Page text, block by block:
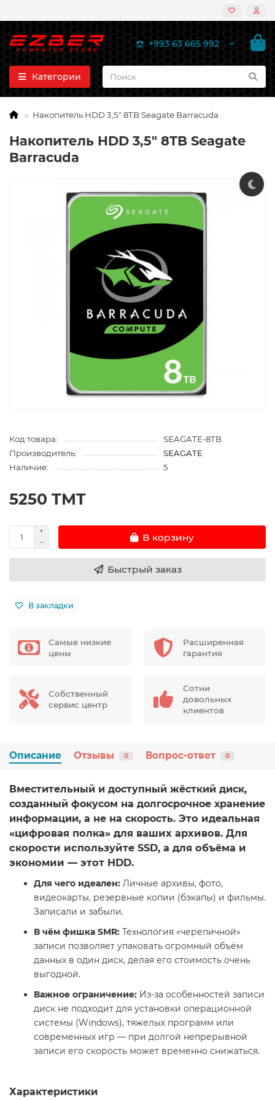
+993 63 665 992
Категории
Накопитель HDD 3,5" 8TB Seagate Barracuda
Накопитель HDD 3,5" 8TB Seagate
Barracuda
Код товара:
SEAGATE-8TB
Производитель:
SEAGATE
Наличие:
5
5250 TMT
В корзину
Быстрый заказ
В закладки
Самые низкие
цены
Расширенная
гарантия
Собственный
сервис центр
Сотни
довольных
клиентов
Описание Отзывы 0 Вопрос-ответ 0
Вместительный и доступный жёсткий диск,
созданный фокусом на долгосрочное хранение
информации, а не на скорость. Это идеальная
«цифровая полка» для ваших архивов. Для
скорости используйте SSD, а для объёма и
экономии — этот HDD.
Для чего идеален: Личные архивы, фото,
видеокарты, резервные копии (бэкапы) и фильмы.
Записали и забыли.
В чём фишка SMR: Технология «черепичной»
записи позволяет упаковать огромный объём
данных в один диск, делая его стоимость очень
выгодной.
Важное ограничение: Из-за особенностей записи
диск не подходит для установки операционной
системы (Windows), тяжелых программ или
современных игр — при долгой непрерывной
записи его скорость может временно снижаться.
Характеристики